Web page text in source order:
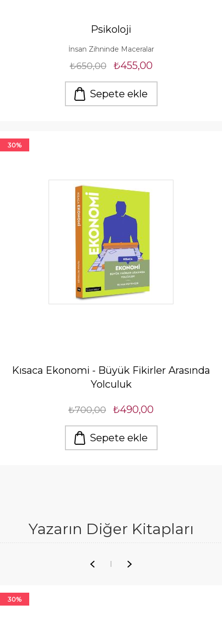
Psikoloji
İnsan Zihninde Maceralar
₺650,00 ₺455,00
Sepete ekle
30%
Kısaca Ekonomi - Büyük Fikirler Arasında
Yolculuk
₺700,00 ₺490,00
Sepete ekle
Yazarın Diğer Kitapları
30%